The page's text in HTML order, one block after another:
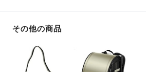
その他の商品